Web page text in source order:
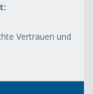
Vertrauen und